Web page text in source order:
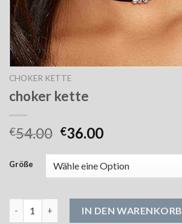
CHOKER KETTE
choker kette
€54.00 €36.00
Größe
IN DEN WARENKORB